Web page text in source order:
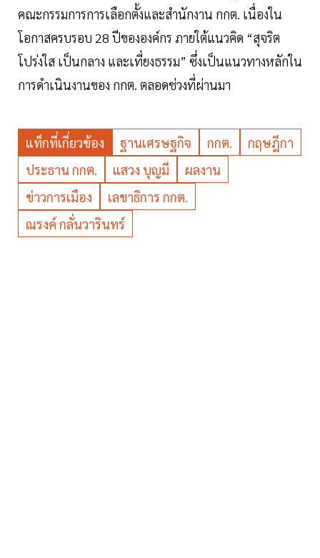
คณะกรรมการการเลือกตั้งและสำนักงาน กกต. เนื่องใน
โอกาสครบรอบ 28 ปีขององค์กร ภายใต้แนวคิด “สุจริต
โปร่งใส เป็นกลาง และเที่ยงธรรม” ซึ่งเป็นแนวทางหลักใน
การดำเนินงานของ กกต. ตลอดช่วงที่ผ่านมา
แท็กที่เกี่ยวข้อง ฐานเศรษฐกิจ กกต.
กฤษฎีกา
ประธาน กกต.
แสวง บุญมี
ผลงาน
ข่าวการเมือง
เลขาธิการ กกต.
ณรงค์ กลั่นวารินทร์